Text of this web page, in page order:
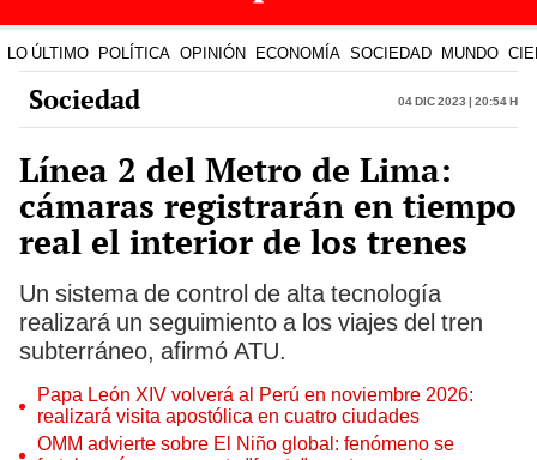
LO ÚLTIMO POLÍTICA OPINIÓN ECONOMÍA SOCIEDAD MUNDO
Sociedad 04 Dic 2023 | 20:54 h
Línea 2 del Metro de Lima:
cámaras registrarán en tiempo
real el interior de los trenes
Un sistema de control de alta tecnología
realizará un seguimiento a los viajes del tren
subterráneo, afirmó ATU.
Papa León XIV volverá al Perú en noviembre 2026:
realizará visita apostólica en cuatro ciudades
OMM advierte sobre El Niño global: fenómeno se